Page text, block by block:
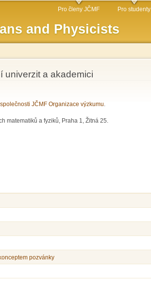
and Physicists
Pro členy JČMF Pro studenty
univerzit a akademici
JČMF Organizace výzkumu
matematiků a fyziků, Praha 1, Žitná 25.
pozvánky